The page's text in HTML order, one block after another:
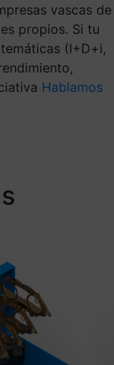
vascas de
propios. Si tu
(I+D+i,
Hablamos